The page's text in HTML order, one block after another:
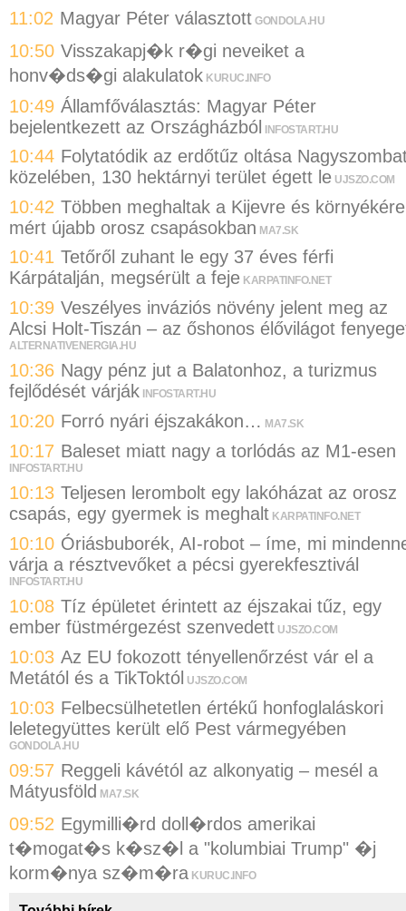
11:02 Magyar Péter választott GONDOLA.HU
10:50 Visszakapj�k r�gi neveiket a
honv�ds�gi alakulatok KURUC.INFO
10:49 Államfőválasztás: Magyar Péter
bejelentkezett az Országházból INFOSTART.HU
10:44 Folytatódik az erdőtűz oltása
közelében, 130 hektárnyi terület égett le UJSZO.COM
10:42 Többen meghaltak a Kijevre és környékére
mért újabb orosz csapásokban MA7.SK
10:41 Tetőről zuhant le egy 37 éves férfi
Kárpátalján, megsérült a feje KARPATINFO.NET
10:39 Veszélyes inváziós növény jelent meg az
Alcsi Holt-Tiszán – az őshonos élővilágot
ALTERNATIVENERGIA.HU
10:36 Nagy pénz jut a Balatonhoz, a turizmus
fejlődését várják INFOSTART.HU
10:20 Forró nyári éjszakákon… MA7.SK
10:17 Baleset miatt nagy a torlódás az M1-esen
INFOSTART.HU
10:13 Teljesen lerombolt egy lakóházat az orosz
csapás, egy gyermek is meghalt KARPATINFO.NET
10:10 Óriásbuborék, AI-robot – íme, mi
várja a résztvevőket a pécsi gyerekfesztivál
INFOSTART.HU
10:08 Tíz épületet érintett az éjszakai tűz, egy
ember füstmérgezést szenvedett UJSZO.COM
10:03 Az EU fokozott tényellenőrzést vár el a
Metától és a TikToktól UJSZO.COM
10:03 Felbecsülhetetlen értékű honfoglaláskori
leletegyüttes került elő Pest vármegyében
GONDOLA.HU
09:57 Reggeli kávétól az alkonyatig – mesél a
Mátyusföld MA7.SK
09:52 Egymilli�rd doll�rdos amerikai
t�mogat�s k�sz�l a "kolumbiai Trump" �j
korm�nya sz�m�ra KURUC.INFO